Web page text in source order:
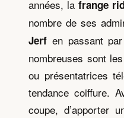
années, lafrange
nombre de ses
Jerf en passant par
nombreuses sont
ou présentatrices
tendance coiffure.
coupe, d’apporter